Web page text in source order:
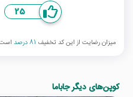
25
میزان رضایت از این کد تخفیف 81 درصد
کوپن‌های دیگر جاباما